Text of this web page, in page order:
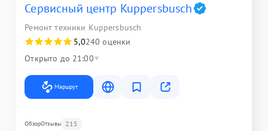
Сервисный центр Kuppersbusch
Ремонт техники Kuppersbusch
5,0240 оценки
Открыто до 21:00
Маршрут
ОбзорОтзывы 215